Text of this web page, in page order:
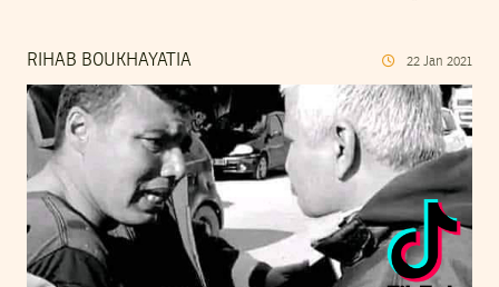
RIHAB BOUKHAYATIA 22 Jan 2021